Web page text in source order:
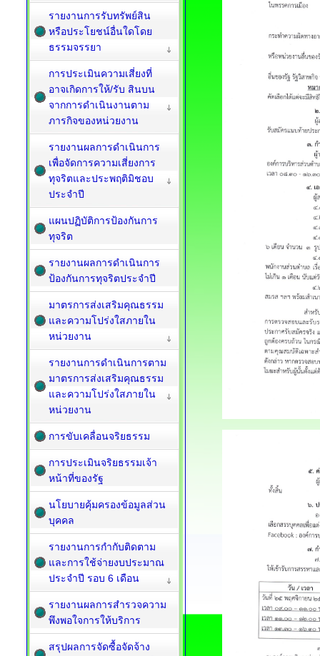
รายงานการรับทรัพย์สิน
หรือประโยชน์อื่นใดโดย
ธรรมจรรยา
การประเมินความเสี่ยงที่
อาจเกิดการให้/รับ สินบน
จากการดำเนินงานตาม
ภารกิจของหน่วยงาน
รายงานผลการดำเนินการ
เพื่อจัดการความเสี่ยงการ
ทุจริตและประพฤติมิชอบ
ประจำปี
แผนปฏิบัติการป้องกันการ
ทุจริต
รายงานผลการดำเนินการ
ป้องกันการทุจริตประจำปี
มาตรการส่งเสริมคุณธรรม
และความโปร่งใสภายใน
หน่วยงาน
รายงานการดำเนินการตาม
มาตรการส่งเสริมคุณธรรม
และความโปร่งใสภายใน
หน่วยงาน
การขับเคลื่อนจริยธรรม
การประเมินจริยธรรมเจ้า
หน้าที่ของรัฐ
นโยบายคุ้มครองข้อมูลส่วน
บุคคล
รายงานการกำกับติดตาม
และการใช้จ่ายงบประมาณ
ประจำปี รอบ 6 เดือน
รายงานผลการสำรวจความ
พึงพอใจการให้บริการ
สรุปผลการจัดซื้อจัดจ้าง